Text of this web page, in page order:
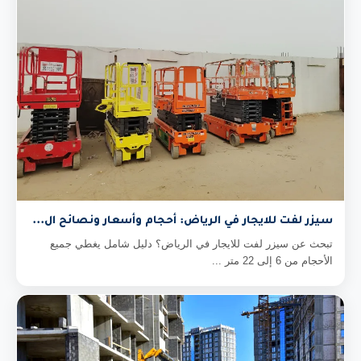
سيزر لفت للايجار في الرياض: أحجام وأسعار ونصائح ال...
تبحث عن سيزر لفت للايجار في الرياض؟ دليل شامل يغطي جميع
الأحجام من 6 إلى 22 متر ...